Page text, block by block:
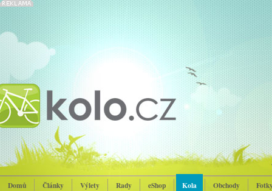
Domů Články Výlety Rady eShop Kola Obchody